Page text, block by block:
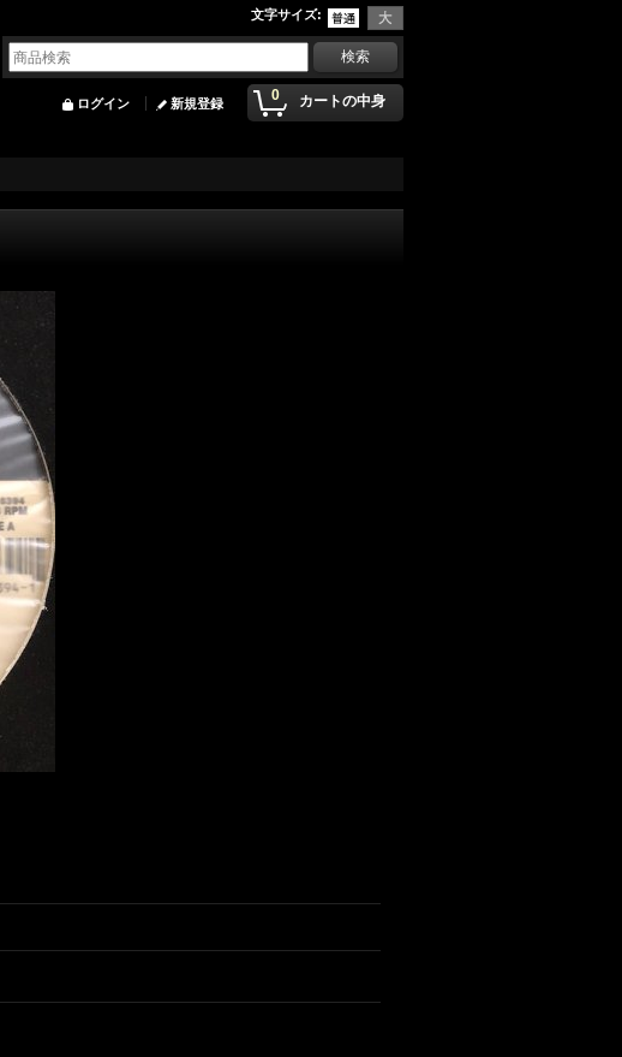
文字サイズ:
0 カートの中身
ログイン 新規登録